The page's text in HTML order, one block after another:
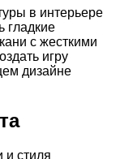
в интерьере
гладкие
с жесткими
игру
дизайне
и стиля